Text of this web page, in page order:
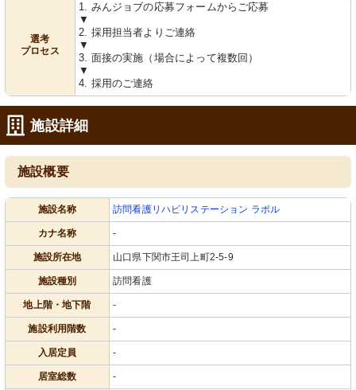
選考
プロセス
1. みんジョブの応募フォームからご応募
▼
2. 採用担当者よりご連絡
▼
3. 面接の実施（場合によって複数回）
▼
4. 採用のご連絡
施設詳細
施設概要
施設名称 訪問看護リハビリステーション ラポル
カナ名称 -
施設所在地 山口県下関市王司上町2-5-9
施設種別 訪問看護
地上階・地下階 -
施設利用階数 -
入居定員 -
居室総数 -